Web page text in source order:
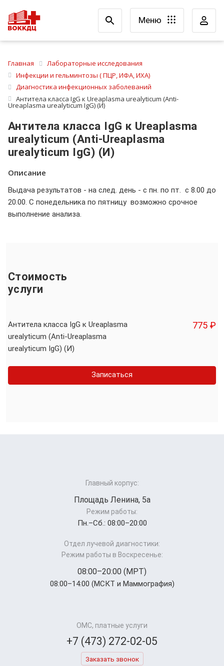
Меню
Главная
Лабораторные исследования
Инфекции и гельминтозы ( ПЦР, ИФА, ИХА)
Диагностика инфекционных заболеваний
Антитела класса IgG к Ureaplasma urealyticum (Аnti-
Ureaplasma urealyticum IgG) (И)
Антитела класса IgG к Ureaplasma
urealyticum (Аnti-Ureaplasma
urealyticum IgG) (И)
Описание
Выдача результатов - на след. день - с пн. по пт. с 8.00 до
20.00. С понедельника по пятницу возможно срочное
выполнение анализа.
Стоимость
услуги
Антитела класса IgG к Ureaplasma
urealyticum (Аnti-Ureaplasma
urealyticum IgG) (И)
775 ₽
Записаться
Главный корпус:
Площадь Ленина, 5а
Режим работы:
Пн.–Cб.: 08:00–20:00
Отдел лучевой диагностики:
Режим работы в Воскресенье:
08:00–20:00 (МРТ)
08:00–14:00 (МСКТ и Маммография)
ОМС, платные услуги
+7 (473) 272-02-05
Заказать звонок